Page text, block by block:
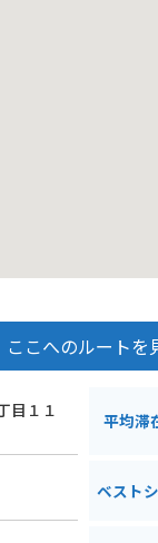
ここへのルートを
目１１
平均滞
ベスト